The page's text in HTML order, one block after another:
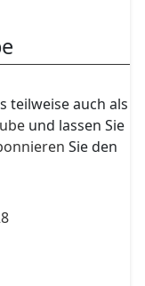
teilweise auch als
und lassen Sie
Sie den